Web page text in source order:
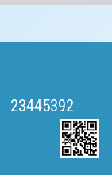
23445392